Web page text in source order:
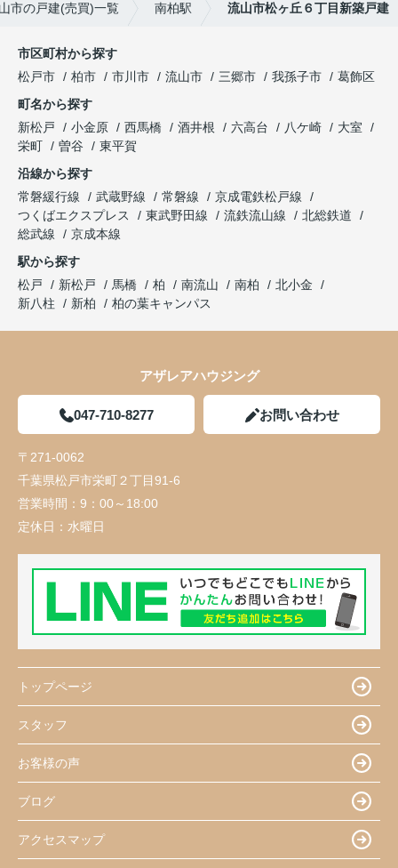
市の戸建(売買)一覧 南柏駅 流山市松ヶ丘６丁目新築戸建
市区町村から探す
松戸市
柏市 市川市 流山市 三郷市 我孫子市
葛飾区
町名から探す
新松戸
小金原 西馬橋 酒井根 六高台 八ケ崎
大室
栄町
曽谷
東平賀
沿線から探す
常磐緩行線
武蔵野線 常磐線
京成電鉄松戸線
つくばエクスプレス
東武野田線 流鉄流山線
北総鉄道
総武線
京成本線
駅から探す
松戸
新松戸 馬橋 柏 南流山 南柏
北小金
新八柱
新柏 柏の葉キャンパス
アザレアハウジング
047-710-8277 お問い合わせ
〒271-0062
千葉県松戸市栄町２丁目91-6
営業時間： 9：00～18:00
定休日： 水曜日
トップページ
スタッフ
お客様の声
ブログ
アクセスマップ